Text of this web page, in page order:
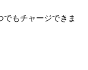
もチャージできま